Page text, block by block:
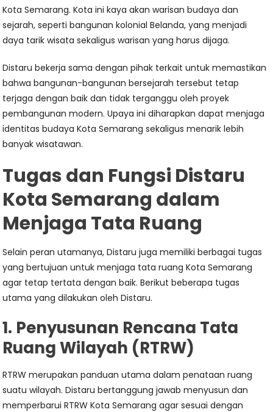
Kota Semarang. Kota ini kaya akan warisan budaya dan
sejarah, seperti bangunan kolonial Belanda, yang menjadi
daya tarik wisata sekaligus warisan yang harus dijaga.
Distaru bekerja sama dengan pihak terkait untuk memastikan
bahwa bangunan-bangunan bersejarah tersebut tetap
terjaga dengan baik dan tidak terganggu oleh proyek
pembangunan modern. Upaya ini diharapkan dapat menjaga
identitas budaya Kota Semarang sekaligus menarik lebih
banyak wisatawan.
Tugas dan Fungsi Distaru
Kota Semarang dalam
Menjaga Tata Ruang
Selain peran utamanya, Distaru juga memiliki berbagai tugas
yang bertujuan untuk menjaga tata ruang Kota Semarang
agar tetap tertata dengan baik. Berikut beberapa tugas
utama yang dilakukan oleh Distaru.
1. Penyusunan Rencana Tata
Ruang Wilayah (RTRW)
RTRW merupakan panduan utama dalam penataan ruang
suatu wilayah. Distaru bertanggung jawab menyusun dan
memperbarui RTRW Kota Semarang agar sesuai dengan